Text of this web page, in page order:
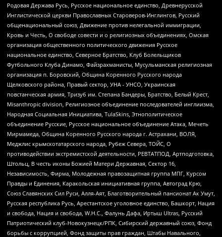
Родовая Держава Русь, Русское национальное единство, Древнерусской
Инглистической церкви Православных Староверов-Инглингов, Русский
общенациональный союз, Движение против нелегальной иммиграции,
Кровь и Честь, О свободе совести и о религиозных объединениях, Омская
организация общественного политического движения Русское
национальное единство, Северное Братство, Клуб Болельщиков
Футбольного Клуба Динамо, Файзрахманисты, Мусульманская религиозная
организация п. Боровский, Община Коренного Русского народа
Щелковского района, Правый сектор, УНА - УНСО, Украинская
повстанческая армия, Тризуб им. Степана Бандеры, Братство, Белый Крест,
Misanthropic division, Религиозное объединение последователей инглиизма,
Народная Социальная Инициатива, TulaSkins, Этнополитическое
объединение Русские, Русское национальное объединение Атака, Мечеть
Мирмамеда, Община Коренного Русского народа г. Астрахани, ВОЛЯ,
Меджлис крымскотатарского народа, Рубеж Севера, ТОЙС, О
противодействии экстремистской деятельности, РЕВТАТПОД, Артподготовка,
Штольц, В честь иконы Божией Матери Державная, Сектор 16,
Независимость, Фирма, Молодежная правозащитная группа МПГ, Курсом
Правды и Единения, Каракольская инициативная группа, Автоград Крю,
Союз Славянских Сил Руси, Алля-Аят, Благотворительный пансионат Ак Умут,
Русская республика Русь, Арестантское уголовное единство, Башкорт, Нация
и свобода, Нация и свобода, W.H.С., Фалунь Дафа, Иртыш Ultras, Русский
Патриотический клуб-Новокузнецк/РПК, Сибирский державный союз, Фонд
борьбы с коррупцией, Фонд защиты прав граждан, Штабы Навального,